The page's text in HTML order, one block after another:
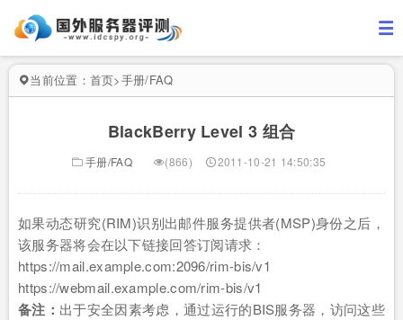
当前位置： 首页>手册/FAQ
BlackBerry Level 3 组合
手册/FAQ (866) 2011-10-21 14:50:35
如果动态研究(RIM)识别出邮件服务提供者(MSP)身份之后，
该服务器将会在以下链接回答订阅请求：
https://mail.example.com:2096/rim-bis/v1
https://webmail.example.com/rim-bis/v1
备注： 出于安全因素考虑，通过运行的BIS服务器，访问这些